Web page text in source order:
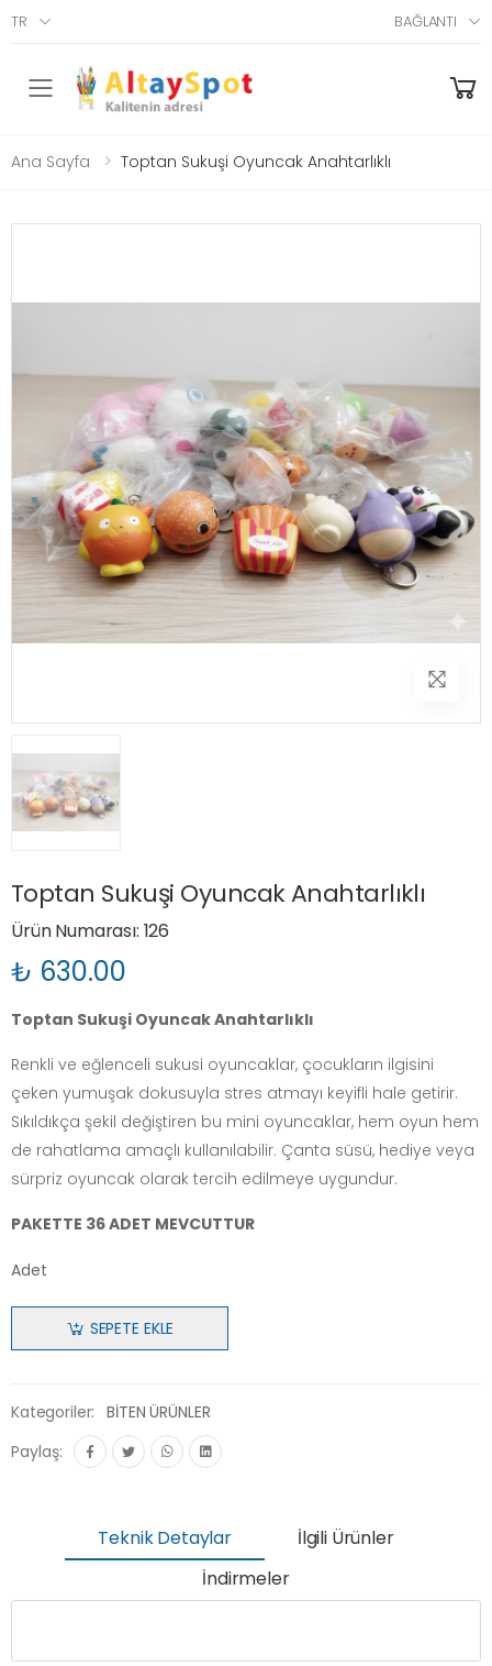
TR BAĞLANTI
Menü
Ana Sayfa Toptan Sukuşi Oyuncak Anahtarlıklı
Toptan Sukuşi Oyuncak Anahtarlıklı
Ürün Numarası: 126
₺ 630.00
Toptan Sukuşi Oyuncak Anahtarlıklı
Renkli ve eğlenceli sukusi oyuncaklar, çocukların ilgisini
çeken yumuşak dokusuyla stres atmayı keyifli hale getirir.
Sıkıldıkça şekil değiştiren bu mini oyuncaklar, hem oyun hem
de rahatlama amaçlı kullanılabilir. Çanta süsü, hediye veya
sürpriz oyuncak olarak tercih edilmeye uygundur.
PAKETTE 36 ADET MEVCUTTUR
Adet
SEPETE EKLE
Kategoriler:
BİTEN ÜRÜNLER
Paylaş:
Teknik Detaylar
İlgili Ürünler
İndirmeler